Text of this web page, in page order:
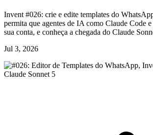
Invent #026: crie e edite templates do
permita que agentes de IA como Claude Code
sua conta, e conheça a chegada do Claude
Jul 3, 2026